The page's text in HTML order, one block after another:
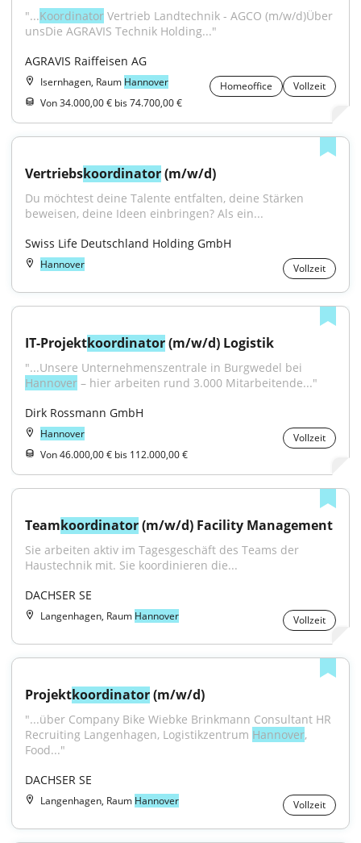
"...Koordinator Vertrieb Landtechnik - AGCO (m/w/d)Über
unsDie AGRAVIS Technik Holding..."
AGRAVIS Raiffeisen AG
Isernhagen, Raum Hannover Homeoffice
Vollzeit
Von 34.000,00 € bis 74.700,00 €
Vertriebskoordinator (m/w/d)
Du möchtest deine Talente entfalten, deine Stärken
beweisen, deine Ideen einbringen? Als ein...
Swiss Life Deutschland Holding GmbH
Hannover Vollzeit
IT-Projektkoordinator (m/w/d) Logistik
Hannover – hier arbeiten rund 3.000 Mitarbeitende..."
Dirk Rossmann GmbH
Hannover
Vollzeit
Von 46.000,00 € bis 112.000,00 €
Teamkoordinator (m/w/d) Facility Management
Sie arbeiten aktiv im Tagesgeschäft des Teams der
Haustechnik mit. Sie koordinieren die...
DACHSER SE
Langenhagen, Raum Hannover Vollzeit
Projektkoordinator (m/w/d)
"...über Company Bike Wiebke Brinkmann Consultant HR
Recruiting Langenhagen, Logistikzentrum Hannover,
Food..."
DACHSER SE
Langenhagen, Raum Hannover Vollzeit